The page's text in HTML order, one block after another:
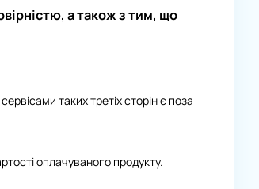
а також з тим, що
таких третіх сторін є поза
оплачуваного продукту.